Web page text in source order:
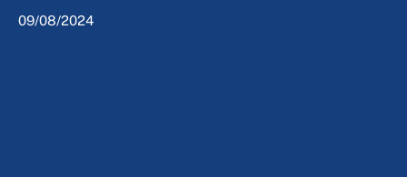
09/08/2024